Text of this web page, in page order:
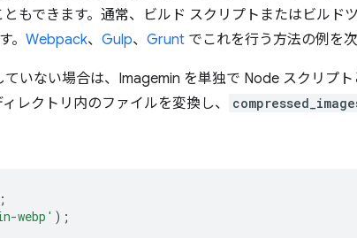
もできます。通常、ビルド スクリプトまたはビルド
。 Webpack、 Gulp、 Grunt でこれを行う方法の例を次
いない場合は、Imagemin を単独で Node スクリプ
ィレクトリ内のファイルを変換し、
webp' );